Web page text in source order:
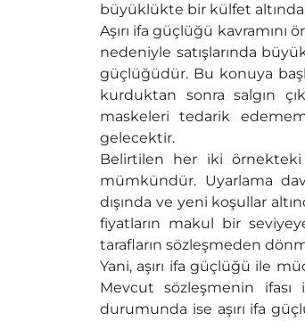
büyüklükte bir külfet altında
Aşırı ifa güçlüğü
nedeniyle satışlarında
güçlüğüdür. Bu konuya
kurduktan sonra salgın
maskeleri tedarik
gelecektir.
Belirtilen her iki örnekteki
mümkündür. Uyarlama
dışında ve yeni koşullar
fiyatların makul bir
tarafların sözleşmeden
Yani, aşırı ifa güçlüğü ile
Mevcut sözleşmenin ifası
durumunda ise aşırı ifa